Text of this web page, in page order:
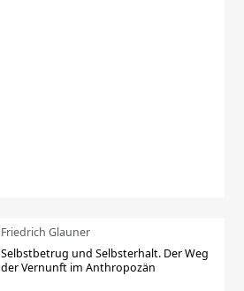
Friedrich Glauner
Selbstbetrug und Selbsterhalt. Der Weg
der Vernunft im Anthropozän